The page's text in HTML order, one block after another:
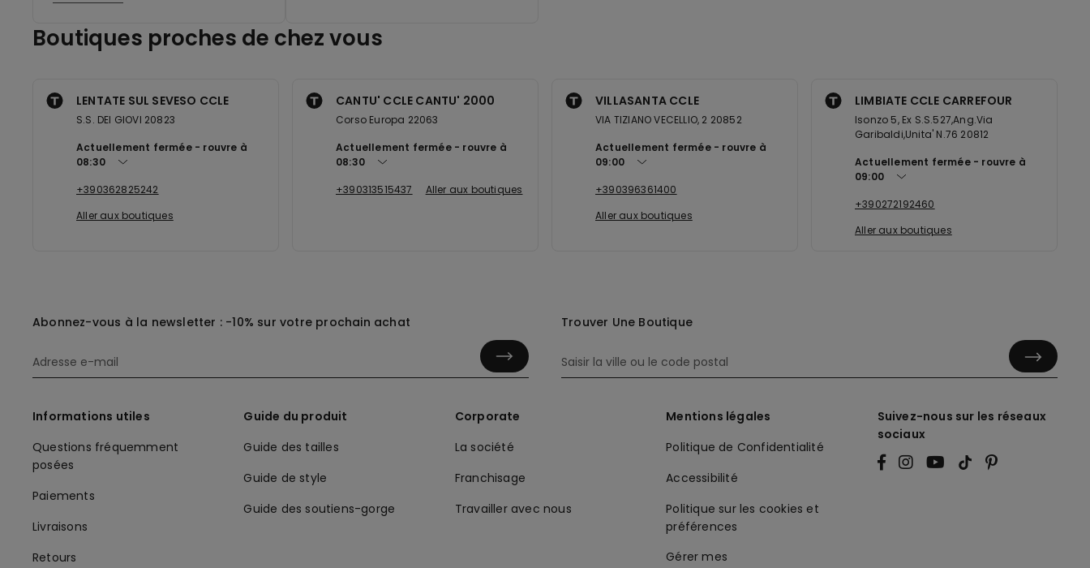
Boutiques proches de chez vous
LENTATE SUL SEVESO CCLE
S.S. DEI GIOVI 20823
Actuellement fermée
rouvre à
08:30
+390362825242
Aller aux boutiques
CANTU' CCLE CANTU' 2000
Corso Europa 22063
Actuellement fermée
rouvre à
08:30
+390313515437
Aller aux boutiques
VILLASANTA CCLE
VIA TIZIANO VECELLIO, 2 20852
Actuellement fermée
rouvre à
09:00
+390396361400
Aller aux boutiques
LIMBIATE CCLE CARREFOUR
Isonzo 5, Ex S.S.527,Ang.Via
Garibaldi,Unita' N.76 20812
Actuellement fermée
rouvre à
09:00
+390272192460
Aller aux boutiques
Abonnez-vous à la newsletter : -10% sur votre prochain achat Trouver Une Boutique
Informations utiles
Questions fréquemment
posées
Paiements
Livraisons
Retours
Guide du produit
Guide des tailles
Guide de style
Guide des soutiens-gorge
Corporate
La société
Franchisage
Travailler avec nous
Mentions légales
Politique de Confidentialité
Accessibilité
Politique sur les cookies et
préférences
Suivez-nous sur les réseaux
sociaux